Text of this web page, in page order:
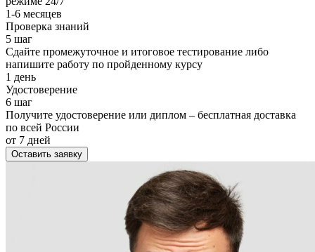
1-6 месяцев
Проверка знаний
5 шаг
Сдайте промежуточное и итоговое тестирование либо
напишите работу по пройденному курсу
1 день
Удостоверение
6 шаг
Получите удостоверение или диплом – бесплатная доставка
по всей России
от 7 дней
Оставить заявку